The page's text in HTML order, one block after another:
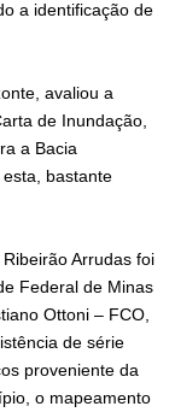
a identificação de
avaliou a
de Inundação,
a Bacia
bastante
Arrudas foi
Federal de Minas
Ottoni – FCO,
de série
proveniente da
o mapeamento